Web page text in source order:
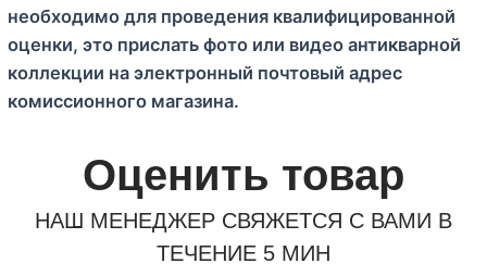
необходимо для проведения квалифицированной
оценки, это прислать фото или видео антикварной
коллекции на электронный почтовый адрес
комиссионного магазина.
Оценить товар
НАШ МЕНЕДЖЕР СВЯЖЕТСЯ С ВАМИ В
ТЕЧЕНИЕ 5 МИН